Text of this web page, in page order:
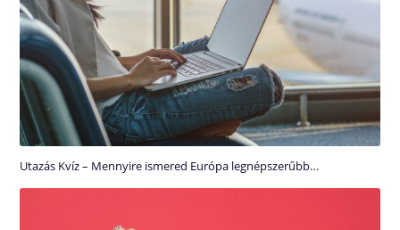
Utazás Kvíz – Mennyire ismered Európa legnépszerűbb…